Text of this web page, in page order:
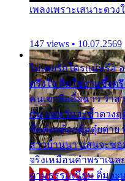
เพลงเพราะเสนาะดวง
147 views • 10.07.2569
ไม่เคยรักใครแน่หรือ
ตรึงใจ ติ๋มใช่งามซึ้งต
คนเขาลืออื้อฉาว ว่าส
กัน แต่หวั่นจะช้ำดวง
ชื่อต๋อยต้อยตุ้มตุ๋ยต่าย
สาวบ้านนา แสนจะซ
จริงเหมือนคำพร่ำเฉ
ตามธรรมเนียม ติ๋มจะ